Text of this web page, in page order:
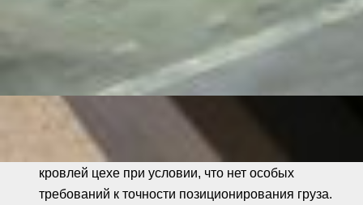
может использоваться автомобильный кран.
Автокран, вероятнее всего, справится с задачей,
если такелаж проводится на открытой площадке. К
примеру, он подойдет для выгрузки станка с
автомашины в зону временного хранения и других
простых операций.
С помощью автокрана можно установить
оборудование в еще строящемся, не закрытом
кровлей цехе при условии, что нет особых
требований к точности позиционирования груза.